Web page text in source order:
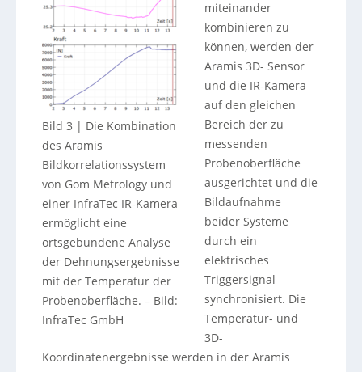
Bild 3 | Die Kombination
des Aramis
Bildkorrelationssystem
von Gom Metrology und
einer InfraTec IR-Kamera
ermöglicht eine
ortsgebundene Analyse
der Dehnungsergebnisse
mit der Temperatur der
Probenoberfläche. – Bild:
InfraTec GmbH
miteinander
kombinieren zu
können, werden der
Aramis 3D- Sensor
und die IR-Kamera
auf den gleichen
Bereich der zu
messenden
Probenoberfläche
ausgerichtet und die
Bildaufnahme
beider Systeme
durch ein
elektrisches
Triggersignal
synchronisiert. Die
Temperatur- und
3D-
Koordinatenergebnisse werden in der Aramis